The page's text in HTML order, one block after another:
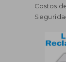
Costos